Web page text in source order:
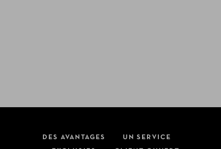
DES AVANTAGES UN SERVICE